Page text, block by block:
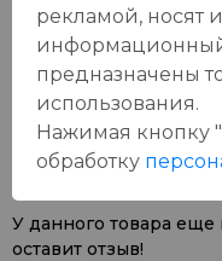
Отзывы:
У данного товара еще
оставит отзыв!
рекламой, носят
информационный
предназначены
использования.
Нажимая кнопку
обработку